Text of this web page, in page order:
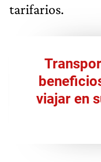
tarifarios.
viajar en